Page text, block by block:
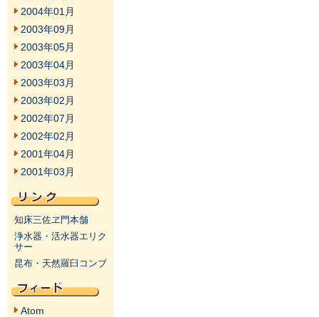
2004年01月
2003年09月
2003年05月
2003年04月
2003年03月
2003年02月
2002年07月
2002年02月
2001年04月
2001年03月
知床三佐ヱ門本舗
浄水器・活水器エリク
サー
昆布・天然羅臼コンブ
Atom